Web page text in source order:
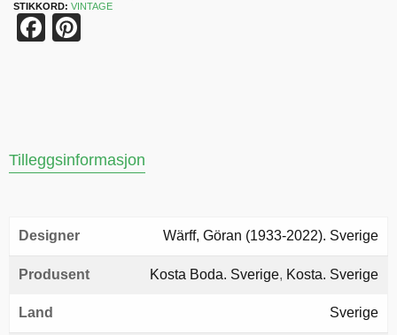
STIKKORD: VINTAGE
Facebook
Tilleggsinformasjon
Designer Wärff, Göran (1933-2022). Sverige
Produsent Kosta Boda. Sverige, Kosta. Sverige
Land Sverige